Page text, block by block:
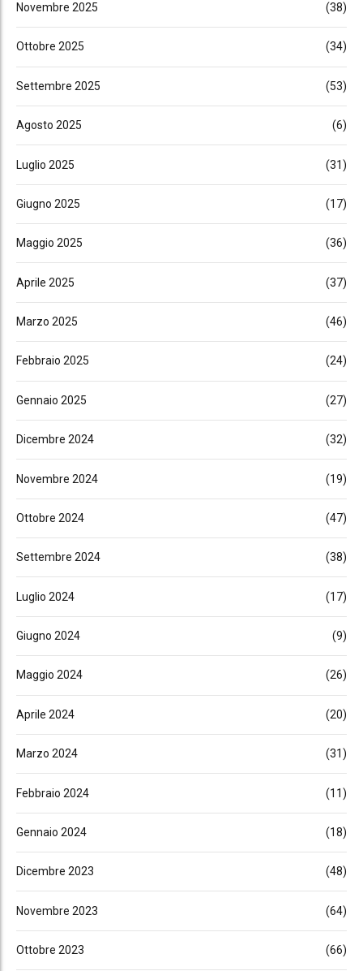
Novembre 2025 (38)
Ottobre 2025 (34)
Settembre 2025 (53)
Agosto 2025 (6)
Luglio 2025 (31)
Giugno 2025 (17)
Maggio 2025 (36)
Aprile 2025 (37)
Marzo 2025 (46)
Febbraio 2025 (24)
Gennaio 2025 (27)
Dicembre 2024 (32)
Novembre 2024 (19)
Ottobre 2024 (47)
Settembre 2024 (38)
Luglio 2024 (17)
Giugno 2024 (9)
Maggio 2024 (26)
Aprile 2024 (20)
Marzo 2024 (31)
Febbraio 2024 (11)
Gennaio 2024 (18)
Dicembre 2023 (48)
Novembre 2023 (64)
Ottobre 2023 (66)